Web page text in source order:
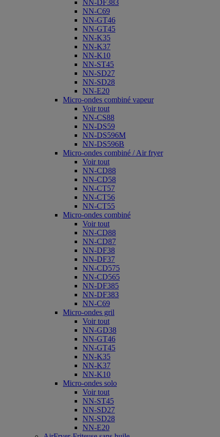
NN-DF383
NN-C69
NN-GT46
NN-GT45
NN-K35
NN-K37
NN-K10
NN-ST45
NN-SD27
NN-SD28
NN-E20
Micro-ondes combiné vapeur
Voir tout
NN-CS88
NN-DS59
NN-DS596M
NN-DS596B
Micro-ondes combiné / Air fryer
Voir tout
NN-CD88
NN-CD58
NN-CT57
NN-CT56
NN-CT55
Micro-ondes combiné
Voir tout
NN-CD88
NN-CD87
NN-DF38
NN-DF37
NN-CD575
NN-CD565
NN-DF385
NN-DF383
NN-C69
Micro-ondes gril
Voir tout
NN-GD38
NN-GT46
NN-GT45
NN-K35
NN-K37
NN-K10
Micro-ondes solo
Voir tout
NN-ST45
NN-SD27
NN-SD28
NN-E20